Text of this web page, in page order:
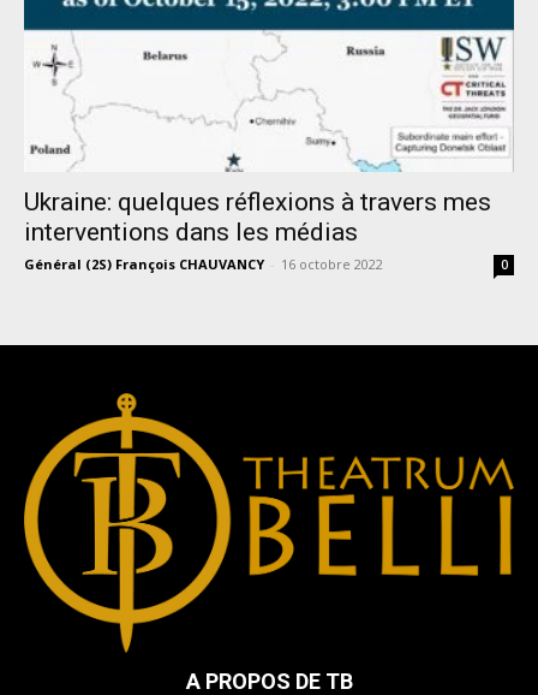
Ukraine: quelques réflexions à travers mes
interventions dans les médias
Général (2S) François CHAUVANCY - 16 octobre 2022 0
A PROPOS DE TB